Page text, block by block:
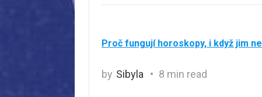
Proč fungují horoskopy, i když jim
by Sibyla 8 min read